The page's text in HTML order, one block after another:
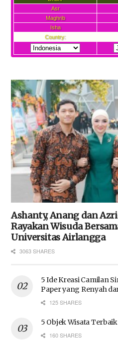
Ashanty, Anang dan
Rayakan Wisuda
Universitas Airlangga
3063 SHARES
5 Ide Kreasi Camilan
Paper yang Renyah
125 SHARES
5 Objek Wisata
160 SHARES